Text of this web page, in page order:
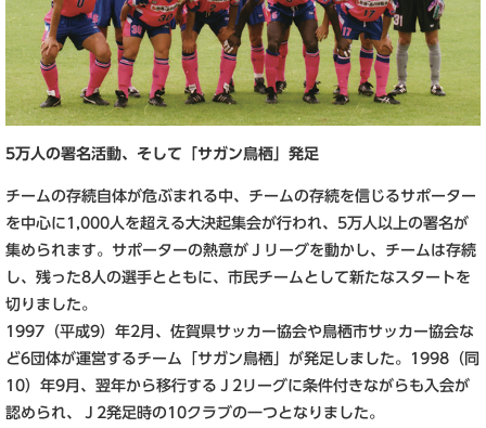
5万人の署名活動、そして「サガン鳥栖」発足
チームの存続自体が危ぶまれる中、チームの存続を信じるサポーター
を中心に1,000人を超える大決起集会が行われ、5万人以上の署名が
集められます。サポーターの熱意がＪリーグを動かし、チームは存続
し、残った8人の選手とともに、市民チームとして新たなスタートを
切りました。
1997（平成9）年2月、佐賀県サッカー協会や鳥栖市サッカー協会な
ど6団体が運営するチーム「サガン鳥栖」が発足しました。1998（同
10）年9月、翌年から移行するＪ2リーグに条件付きながらも入会が
認められ、Ｊ2発足時の10クラブの一つとなりました。